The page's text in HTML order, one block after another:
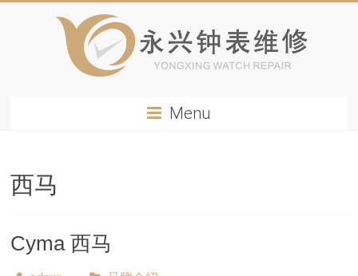
Menu
西马
Cyma 西马